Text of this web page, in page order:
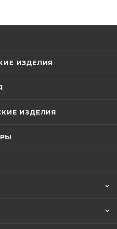
ИЗДЕЛИЯ
ИЗДЕЛИЯ